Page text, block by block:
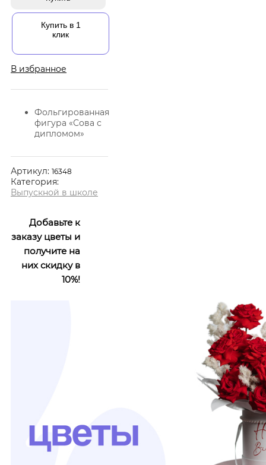
Купить в 1
клик
В избранное
Фольгированная
фигура «Сова с
дипломом»
Артикул: 16348
Категория:
Выпускной в школе
Добавьте к
заказу цветы и
получите на
них скидку в
10%!